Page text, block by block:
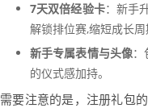
7天双倍经验卡：新手
解锁排位赛,缩短成长周
新手专属表情与头像：
的仪式感加持。
需要注意的是，注册礼包